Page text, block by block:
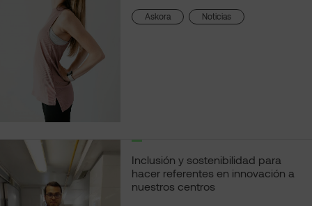
Askora , Noticias
Inclusión y sostenibilidad para
hacer referentes en innovación a
nuestros centros